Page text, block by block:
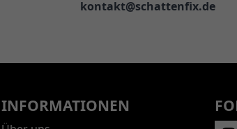
kontakt@schattenfix.de
INFORMATIONEN